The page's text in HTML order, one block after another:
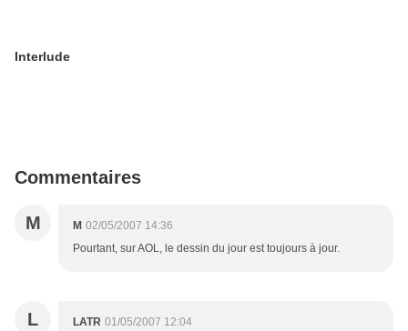
Interlude
Commentaires
M M 02/05/2007 14:36
Pourtant, sur AOL, le dessin du jour est toujours à jour.
L LATR 01/05/2007 12:04